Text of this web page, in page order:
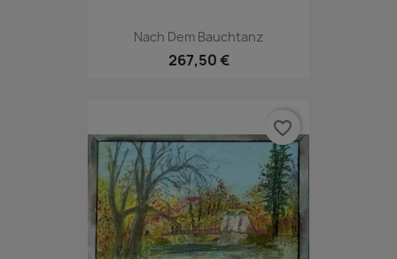
Nach Dem Bauchtanz
267,50 €
favorite_border